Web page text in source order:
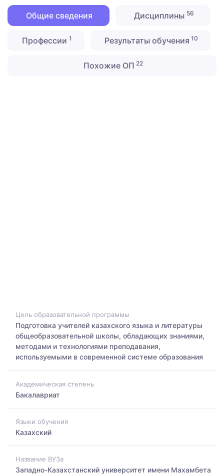
Общие сведения Дисциплины 56
Профессии 1 Результаты обучения 10
Похожие ОП 22
Цель образовательной программы
Подготовка учителей казахского языка и литературы
общеобразовательной школы, обладающих знаниями,
методами и технологиями преподавания,
используемыми в современной системе образования
Академическая степень
Бакалавриат
Языки обучения
Казахский
Название ВУЗа
Западно-Казахстанский университет имени Махамбета